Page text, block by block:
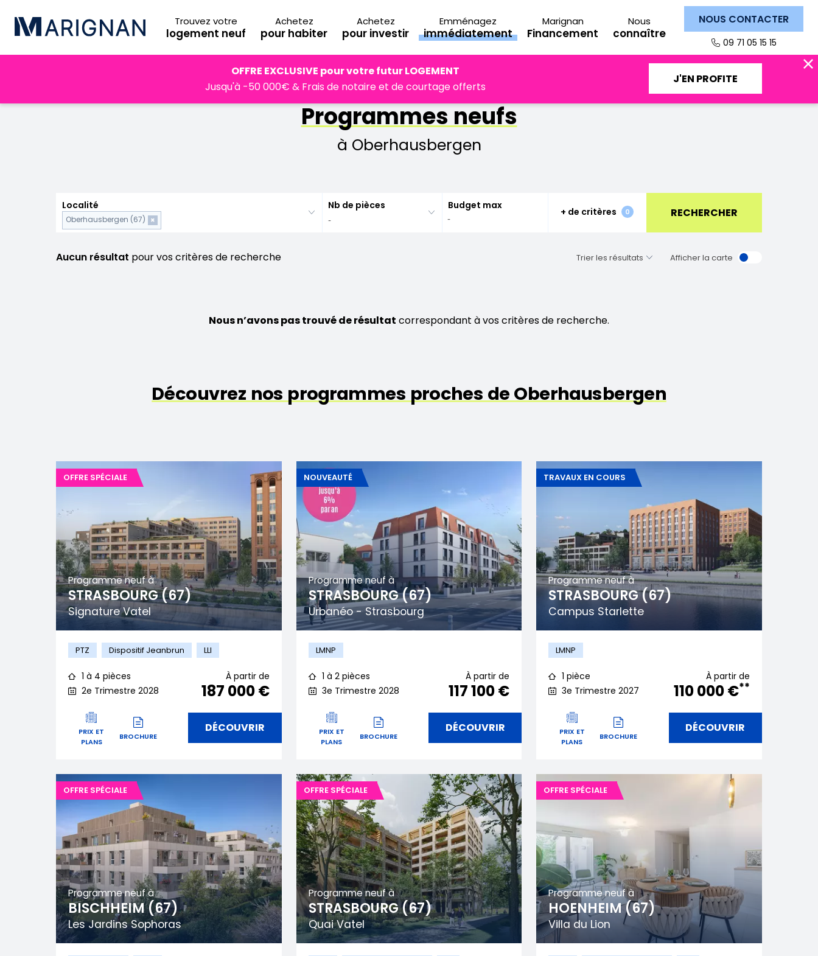
Trouvez votre
logement neuf
Achetez
pour habiter
Achetez
pour investir
Emménagez
immédiatement
Marignan
Financement
Nous
connaître
NOUS CONTACTER
09 71 05 15 15
OFFRE EXCLUSIVE pour votre futur LOGEMENT
Jusqu'à -50 000€ & Frais de notaire et de courtage offerts
J'EN PROFITE
Bas-Rhin Oberhausbergen
Programmes neufs
à Oberhausbergen
Localité
×
Oberhausbergen (67)
Nb de pièces Budget max
+ de critères 0
Fermer RECHERCHER
Aucun résultat pour vos critères de recherche Afficher la carte
Nous n’avons pas trouvé de résultat correspondant à vos critères de recherche.
Découvrez nos programmes proches de Oberhausbergen
Programme neuf à
STRASBOURG (67)
Signature Vatel
OFFRE SPÉCIALE
PTZ Dispositif Jeanbrun LLI
1 à 4 pièces
2e Trimestre 2028
À partir de
187 000 €
PRIX ET
PLANS
BROCHURE
DÉCOUVRIR
Programme neuf à
STRASBOURG (67)
Urbanéo - Strasbourg
NOUVEAUTÉ
LMNP
1 à 2 pièces
3e Trimestre 2028
À partir de
117 100 €
PRIX ET
PLANS
BROCHURE
DÉCOUVRIR
Programme neuf à
STRASBOURG (67)
Campus Starlette
TRAVAUX EN COURS
LMNP
1 pièce
3e Trimestre 2027
À partir de
110 000 €**
PRIX ET
PLANS
BROCHURE
DÉCOUVRIR
Programme neuf à
BISCHHEIM (67)
Les Jardins Sophoras
OFFRE SPÉCIALE
Programme neuf à
STRASBOURG (67)
Quai Vatel
OFFRE SPÉCIALE
Programme neuf à
HOENHEIM (67)
Villa du Lion
OFFRE SPÉCIALE